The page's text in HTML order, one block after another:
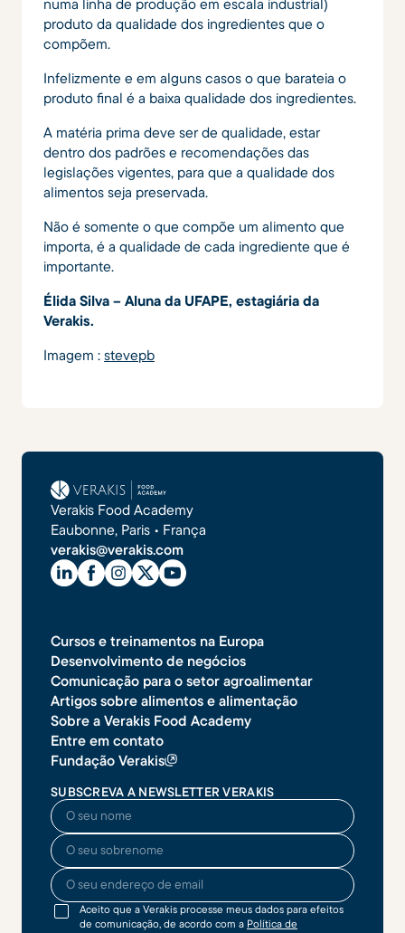
numa linha de produção em escala industrial)
produto da qualidade dos ingredientes que o
compõem.
Infelizmente e em alguns casos o que barateia o
produto final é a baixa qualidade dos ingredientes.
A matéria prima deve ser de qualidade, estar
dentro dos padrões e recomendações das
legislações vigentes, para que a qualidade dos
alimentos seja preservada.
Não é somente o que compõe um alimento que
importa, é a qualidade de cada ingrediente que é
importante.
Élida Silva – Aluna da UFAPE, estagiária da
Verakis.
Imagem : stevepb
Verakis Food Academy
Eaubonne, Paris • França
verakis@verakis.com
Cursos e treinamentos na Europa
Desenvolvimento de negócios
Comunicação para o setor agroalimentar
Artigos sobre alimentos e alimentação
Sobre a Verakis Food Academy
Entre em contato
Fundação Verakis
SUBSCREVA A NEWSLETTER VERAKIS
O seu nome
O seu sobrenome
O seu endereço de email
Aceito que a Verakis processe meus dados para efeitos
de comunicação, de acordo com a Política de